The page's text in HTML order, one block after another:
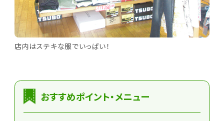
店内はステキな服でいっぱい！
おすすめポイント・メニュー